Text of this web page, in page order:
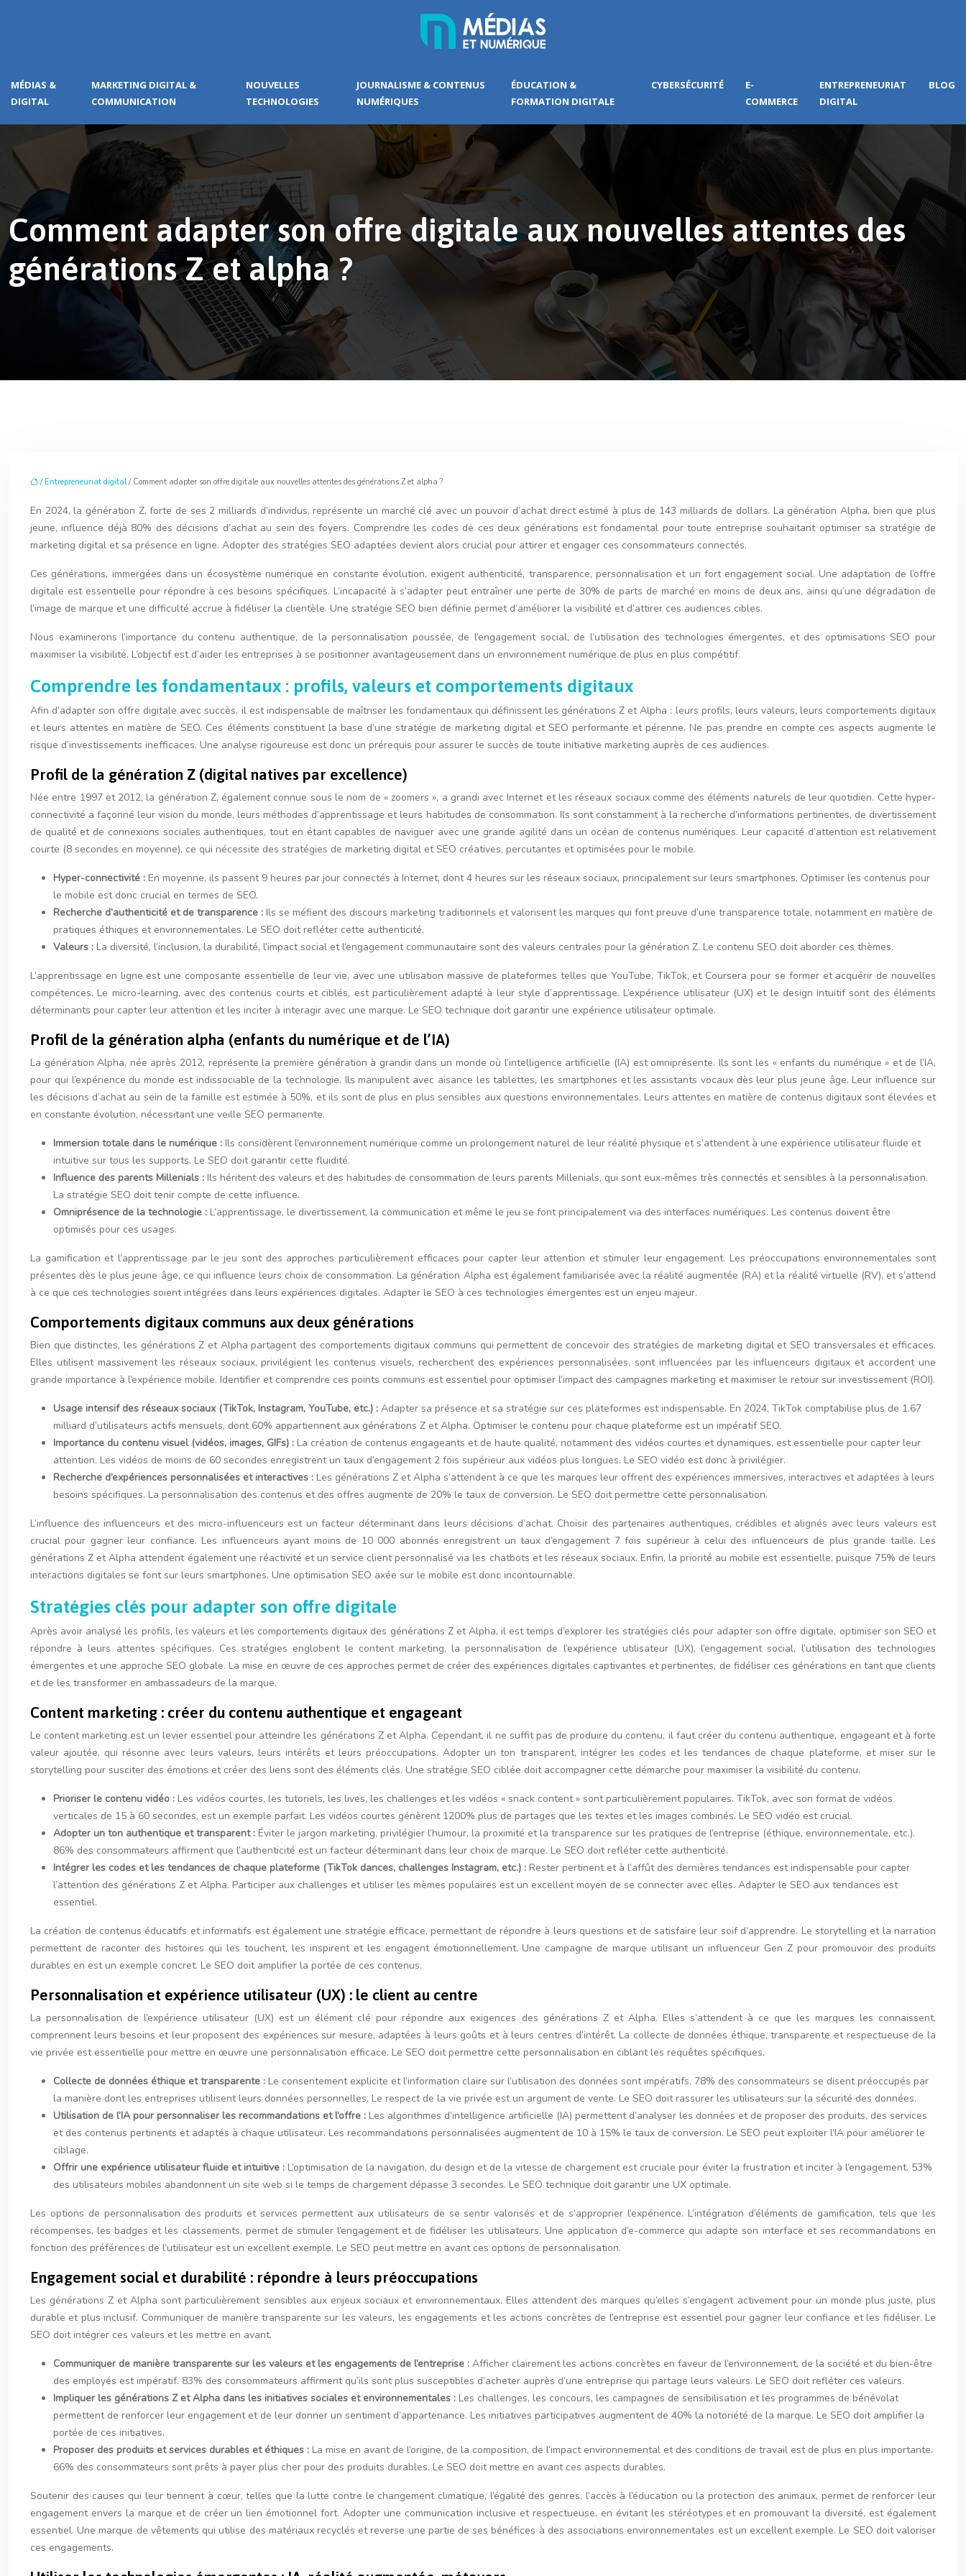
MÉDIAS &
DIGITAL
MARKETING DIGITAL &
COMMUNICATION
NOUVELLES
TECHNOLOGIES
JOURNALISME & CONTENUS
NUMÉRIQUES
ÉDUCATION &
FORMATION DIGITALE
CYBERSÉCURITÉ
E-
COMMERCE
ENTREPRENEURIAT
DIGITAL
BLOG
Comment adapter son offre digitale aux nouvelles attentes des
générations Z et alpha ?
/ Entrepreneuriat digital/ Comment adapter son offre digitale aux nouvelles attentes des générations Z et alpha ?
En 2024, la génération Z, forte de ses 2 milliards d’individus, représente un marché clé avec un pouvoir d’achat direct estimé à plus de 143 milliards de dollars. La génération Alpha, bien que plus
jeune, influence déjà 80% des décisions d’achat au sein des foyers. Comprendre les codes de ces deux générations est fondamental pour toute entreprise souhaitant optimiser sa stratégie de
marketing digital et sa présence en ligne. Adopter des stratégies SEO adaptées devient alors crucial pour attirer et engager ces consommateurs connectés.
Ces générations, immergées dans un écosystème numérique en constante évolution, exigent authenticité, transparence, personnalisation et un fort engagement social. Une adaptation de l’offre
digitale est essentielle pour répondre à ces besoins spécifiques. L’incapacité à s’adapter peut entraîner une perte de 30% de parts de marché en moins de deux ans, ainsi qu’une dégradation de
l’image de marque et une difficulté accrue à fidéliser la clientèle. Une stratégie SEO bien définie permet d’améliorer la visibilité et d’attirer ces audiences cibles.
Nous examinerons l’importance du contenu authentique, de la personnalisation poussée, de l’engagement social, de l’utilisation des technologies émergentes, et des optimisations SEO pour
maximiser la visibilité. L’objectif est d’aider les entreprises à se positionner avantageusement dans un environnement numérique de plus en plus compétitif.
Comprendre les fondamentaux : profils, valeurs et comportements digitaux
Afin d’adapter son offre digitale avec succès, il est indispensable de maîtriser les fondamentaux qui définissent les générations Z et Alpha : leurs profils, leurs valeurs, leurs comportements digitaux
et leurs attentes en matière de SEO. Ces éléments constituent la base d’une stratégie de marketing digital et SEO performante et pérenne. Ne pas prendre en compte ces aspects augmente le
risque d’investissements inefficaces. Une analyse rigoureuse est donc un prérequis pour assurer le succès de toute initiative marketing auprès de ces audiences.
Profil de la génération Z (digital natives par excellence)
Née entre 1997 et 2012, la génération Z, également connue sous le nom de « zoomers », a grandi avec Internet et les réseaux sociaux comme des éléments naturels de leur quotidien. Cette hyper-
connectivité a façonné leur vision du monde, leurs méthodes d’apprentissage et leurs habitudes de consommation. Ils sont constamment à la recherche d’informations pertinentes, de divertissement
de qualité et de connexions sociales authentiques, tout en étant capables de naviguer avec une grande agilité dans un océan de contenus numériques. Leur capacité d’attention est relativement
courte (8 secondes en moyenne), ce qui nécessite des stratégies de marketing digital et SEO créatives, percutantes et optimisées pour le mobile.
Hyper-connectivité : En moyenne, ils passent 9 heures par jour connectés à Internet, dont 4 heures sur les réseaux sociaux, principalement sur leurs smartphones. Optimiser les contenus pour
le mobile est donc crucial en termes de SEO.
Recherche d’authenticité et de transparence : Ils se méfient des discours marketing traditionnels et valorisent les marques qui font preuve d’une transparence totale, notamment en matière de
pratiques éthiques et environnementales. Le SEO doit refléter cette authenticité.
Valeurs : La diversité, l’inclusion, la durabilité, l’impact social et l’engagement communautaire sont des valeurs centrales pour la génération Z. Le contenu SEO doit aborder ces thèmes.
L’apprentissage en ligne est une composante essentielle de leur vie, avec une utilisation massive de plateformes telles que YouTube, TikTok, et Coursera pour se former et acquérir de nouvelles
compétences. Le micro-learning, avec des contenus courts et ciblés, est particulièrement adapté à leur style d’apprentissage. L’expérience utilisateur (UX) et le design intuitif sont des éléments
déterminants pour capter leur attention et les inciter à interagir avec une marque. Le SEO technique doit garantir une expérience utilisateur optimale.
Profil de la génération alpha (enfants du numérique et de l’IA)
La génération Alpha, née après 2012, représente la première génération à grandir dans un monde où l’intelligence artificielle (IA) est omniprésente. Ils sont les « enfants du numérique » et de l’IA,
pour qui l’expérience du monde est indissociable de la technologie. Ils manipulent avec aisance les tablettes, les smartphones et les assistants vocaux dès leur plus jeune âge. Leur influence sur
les décisions d’achat au sein de la famille est estimée à 50%, et ils sont de plus en plus sensibles aux questions environnementales. Leurs attentes en matière de contenus digitaux sont élevées et
en constante évolution, nécessitant une veille SEO permanente.
Immersion totale dans le numérique : Ils considèrent l’environnement numérique comme un prolongement naturel de leur réalité physique et s’attendent à une expérience utilisateur fluide et
intuitive sur tous les supports. Le SEO doit garantir cette fluidité.
Influence des parents Millenials : Ils héritent des valeurs et des habitudes de consommation de leurs parents Millenials, qui sont eux-mêmes très connectés et sensibles à la personnalisation.
La stratégie SEO doit tenir compte de cette influence.
Omniprésence de la technologie : L’apprentissage, le divertissement, la communication et même le jeu se font principalement via des interfaces numériques. Les contenus doivent être
optimisés pour ces usages.
La gamification et l’apprentissage par le jeu sont des approches particulièrement efficaces pour capter leur attention et stimuler leur engagement. Les préoccupations environnementales sont
présentes dès le plus jeune âge, ce qui influence leurs choix de consommation. La génération Alpha est également familiarisée avec la réalité augmentée (RA) et la réalité virtuelle (RV), et s’attend
à ce que ces technologies soient intégrées dans leurs expériences digitales. Adapter le SEO à ces technologies émergentes est un enjeu majeur.
Comportements digitaux communs aux deux générations
Bien que distinctes, les générations Z et Alpha partagent des comportements digitaux communs qui permettent de concevoir des stratégies de marketing digital et SEO transversales et efficaces.
Elles utilisent massivement les réseaux sociaux, privilégient les contenus visuels, recherchent des expériences personnalisées, sont influencées par les influenceurs digitaux et accordent une
grande importance à l’expérience mobile. Identifier et comprendre ces points communs est essentiel pour optimiser l’impact des campagnes marketing et maximiser le retour sur investissement (ROI).
Usage intensif des réseaux sociaux (TikTok, Instagram, YouTube, etc.) : Adapter sa présence et sa stratégie sur ces plateformes est indispensable. En 2024, TikTok comptabilise plus de 1.67
milliard d’utilisateurs actifs mensuels, dont 60% appartiennent aux générations Z et Alpha. Optimiser le contenu pour chaque plateforme est un impératif SEO.
Importance du contenu visuel (vidéos, images, GIFs) : La création de contenus engageants et de haute qualité, notamment des vidéos courtes et dynamiques, est essentielle pour capter leur
attention. Les vidéos de moins de 60 secondes enregistrent un taux d’engagement 2 fois supérieur aux vidéos plus longues. Le SEO vidéo est donc à privilégier.
Recherche d’expériences personnalisées et interactives : Les générations Z et Alpha s’attendent à ce que les marques leur offrent des expériences immersives, interactives et adaptées à leurs
besoins spécifiques. La personnalisation des contenus et des offres augmente de 20% le taux de conversion. Le SEO doit permettre cette personnalisation.
L’influence des influenceurs et des micro-influenceurs est un facteur déterminant dans leurs décisions d’achat. Choisir des partenaires authentiques, crédibles et alignés avec leurs valeurs est
crucial pour gagner leur confiance. Les influenceurs ayant moins de 10 000 abonnés enregistrent un taux d’engagement 7 fois supérieur à celui des influenceurs de plus grande taille. Les
générations Z et Alpha attendent également une réactivité et un service client personnalisé via les chatbots et les réseaux sociaux. Enfin, la priorité au mobile est essentielle, puisque 75% de leurs
interactions digitales se font sur leurs smartphones. Une optimisation SEO axée sur le mobile est donc incontournable.
Stratégies clés pour adapter son offre digitale
Après avoir analysé les profils, les valeurs et les comportements digitaux des générations Z et Alpha, il est temps d’explorer les stratégies clés pour adapter son offre digitale, optimiser son SEO et
répondre à leurs attentes spécifiques. Ces stratégies englobent le content marketing, la personnalisation de l’expérience utilisateur (UX), l’engagement social, l’utilisation des technologies
émergentes et une approche SEO globale. La mise en œuvre de ces approches permet de créer des expériences digitales captivantes et pertinentes, de fidéliser ces générations en tant que clients
et de les transformer en ambassadeurs de la marque.
Content marketing : créer du contenu authentique et engageant
Le content marketing est un levier essentiel pour atteindre les générations Z et Alpha. Cependant, il ne suffit pas de produire du contenu, il faut créer du contenu authentique, engageant et à forte
valeur ajoutée, qui résonne avec leurs valeurs, leurs intérêts et leurs préoccupations. Adopter un ton transparent, intégrer les codes et les tendances de chaque plateforme, et miser sur le
storytelling pour susciter des émotions et créer des liens sont des éléments clés. Une stratégie SEO ciblée doit accompagner cette démarche pour maximiser la visibilité du contenu.
Prioriser le contenu vidéo : Les vidéos courtes, les tutoriels, les lives, les challenges et les vidéos « snack content » sont particulièrement populaires. TikTok, avec son format de vidéos
verticales de 15 à 60 secondes, est un exemple parfait. Les vidéos courtes génèrent 1200% plus de partages que les textes et les images combinés. Le SEO vidéo est crucial.
Adopter un ton authentique et transparent : Éviter le jargon marketing, privilégier l’humour, la proximité et la transparence sur les pratiques de l’entreprise (éthique, environnementale, etc.).
86% des consommateurs affirment que l’authenticité est un facteur déterminant dans leur choix de marque. Le SEO doit refléter cette authenticité.
Intégrer les codes et les tendances de chaque plateforme (TikTok dances, challenges Instagram, etc.) : Rester pertinent et à l’affût des dernières tendances est indispensable pour capter
l’attention des générations Z et Alpha. Participer aux challenges et utiliser les mèmes populaires est un excellent moyen de se connecter avec elles. Adapter le SEO aux tendances est
essentiel.
La création de contenus éducatifs et informatifs est également une stratégie efficace, permettant de répondre à leurs questions et de satisfaire leur soif d’apprendre. Le storytelling et la narration
permettent de raconter des histoires qui les touchent, les inspirent et les engagent émotionnellement. Une campagne de marque utilisant un influenceur Gen Z pour promouvoir des produits
durables en est un exemple concret. Le SEO doit amplifier la portée de ces contenus.
Personnalisation et expérience utilisateur (UX) : le client au centre
La personnalisation de l’expérience utilisateur (UX) est un élément clé pour répondre aux exigences des générations Z et Alpha. Elles s’attendent à ce que les marques les connaissent,
comprennent leurs besoins et leur proposent des expériences sur mesure, adaptées à leurs goûts et à leurs centres d’intérêt. La collecte de données éthique, transparente et respectueuse de la
vie privée est essentielle pour mettre en œuvre une personnalisation efficace. Le SEO doit permettre cette personnalisation en ciblant les requêtes spécifiques.
Collecte de données éthique et transparente : Le consentement explicite et l’information claire sur l’utilisation des données sont impératifs. 78% des consommateurs se disent préoccupés par
la manière dont les entreprises utilisent leurs données personnelles. Le respect de la vie privée est un argument de vente. Le SEO doit rassurer les utilisateurs sur la sécurité des données.
Utilisation de l’IA pour personnaliser les recommandations et l’offre : Les algorithmes d’intelligence artificielle (IA) permettent d’analyser les données et de proposer des produits, des services
et des contenus pertinents et adaptés à chaque utilisateur. Les recommandations personnalisées augmentent de 10 à 15% le taux de conversion. Le SEO peut exploiter l’IA pour améliorer le
ciblage.
Offrir une expérience utilisateur fluide et intuitive : L’optimisation de la navigation, du design et de la vitesse de chargement est cruciale pour éviter la frustration et inciter à l’engagement. 53%
des utilisateurs mobiles abandonnent un site web si le temps de chargement dépasse 3 secondes. Le SEO technique doit garantir une UX optimale.
Les options de personnalisation des produits et services permettent aux utilisateurs de se sentir valorisés et de s’approprier l’expérience. L’intégration d’éléments de gamification, tels que les
récompenses, les badges et les classements, permet de stimuler l’engagement et de fidéliser les utilisateurs. Une application d’e-commerce qui adapte son interface et ses recommandations en
fonction des préférences de l’utilisateur est un excellent exemple. Le SEO peut mettre en avant ces options de personnalisation.
Engagement social et durabilité : répondre à leurs préoccupations
Les générations Z et Alpha sont particulièrement sensibles aux enjeux sociaux et environnementaux. Elles attendent des marques qu’elles s’engagent activement pour un monde plus juste, plus
durable et plus inclusif. Communiquer de manière transparente sur les valeurs, les engagements et les actions concrètes de l’entreprise est essentiel pour gagner leur confiance et les fidéliser. Le
SEO doit intégrer ces valeurs et les mettre en avant.
Communiquer de manière transparente sur les valeurs et les engagements de l’entreprise : Afficher clairement les actions concrètes en faveur de l’environnement, de la société et du bien-être
des employés est impératif. 83% des consommateurs affirment qu’ils sont plus susceptibles d’acheter auprès d’une entreprise qui partage leurs valeurs. Le SEO doit refléter ces valeurs.
Impliquer les générations Z et Alpha dans les initiatives sociales et environnementales : Les challenges, les concours, les campagnes de sensibilisation et les programmes de bénévolat
permettent de renforcer leur engagement et de leur donner un sentiment d’appartenance. Les initiatives participatives augmentent de 40% la notoriété de la marque. Le SEO doit amplifier la
portée de ces initiatives.
Proposer des produits et services durables et éthiques : La mise en avant de l’origine, de la composition, de l’impact environnemental et des conditions de travail est de plus en plus importante.
66% des consommateurs sont prêts à payer plus cher pour des produits durables. Le SEO doit mettre en avant ces aspects durables.
Soutenir des causes qui leur tiennent à cœur, telles que la lutte contre le changement climatique, l’égalité des genres, l’accès à l’éducation ou la protection des animaux, permet de renforcer leur
engagement envers la marque et de créer un lien émotionnel fort. Adopter une communication inclusive et respectueuse, en évitant les stéréotypes et en promouvant la diversité, est également
essentiel. Une marque de vêtements qui utilise des matériaux recyclés et reverse une partie de ses bénéfices à des associations environnementales est un excellent exemple. Le SEO doit valoriser
ces engagements.